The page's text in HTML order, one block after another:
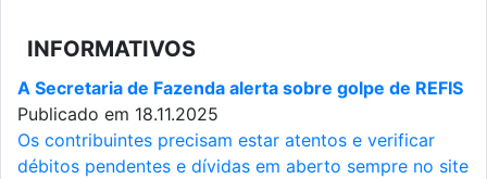
INFORMATIVOS
A Secretaria de Fazenda alerta sobre golpe de REFIS
Publicado em 18.11.2025
Os contribuintes precisam estar atentos e verificar
débitos pendentes e dívidas em aberto sempre no site